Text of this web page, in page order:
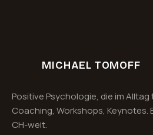
MICHAEL TOMOFF
Positive Psychologie, die im Alltag
Coaching, Workshops, Keynotes.
CH-weit.